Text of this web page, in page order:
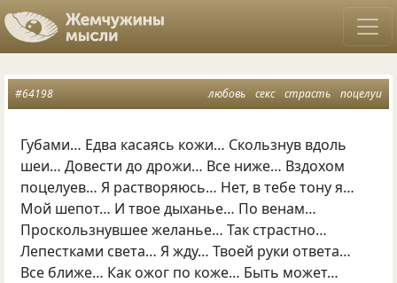
любовь секс страсть поцелуи
#64198
Губами… Едва касаясь кожи… Скользнув вдоль
шеи… Довести до дрожи… Все ниже… Вздохом
поцелуев… Я растворяюсь… Нет, в тебе тону я…
Мой шепот… И твое дыханье… По венам…
Проскользнувшее желанье… Так страстно…
Лепестками света… Я жду… Твоей руки ответа…
Все ближе… Как ожог по коже… Быть может…